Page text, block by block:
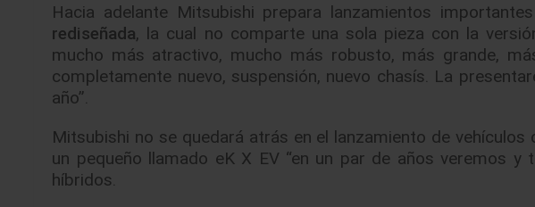
Hacia adelante Mitsubishi prepara lanzamientos
rediseñada, la cual no comparte una sola pieza con la
mucho más atractivo, mucho más robusto, más grande,
completamente nuevo, suspensión, nuevo chasís. La
año”.
Mitsubishi no se quedará atrás en el lanzamiento de
un pequeño llamado eK X EV “en un par de años veremos y
híbridos.